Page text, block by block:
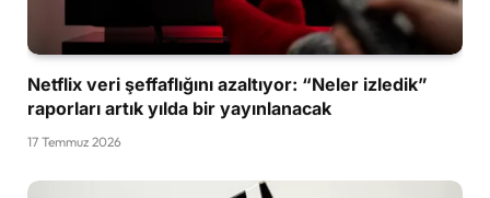
Netflix veri şeffaflığını azaltıyor: “Neler izledik”
raporları artık yılda bir yayınlanacak
17 Temmuz 2026